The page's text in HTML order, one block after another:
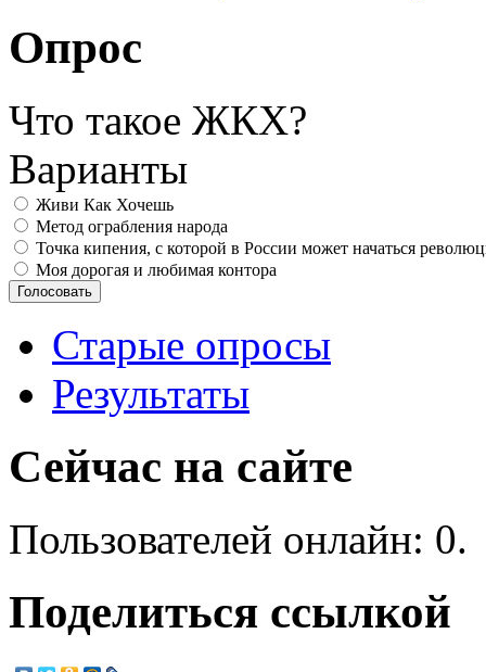
Опрос
Что такое ЖКХ?
Варианты
Живи Как Хочешь
Метод ограбления народа
Точка кипения, с которой в России может начаться
Моя дорогая и любимая контора
Старые опросы
Результаты
Сейчас на сайте
Пользователей онлайн: 0.
Поделиться ссылкой